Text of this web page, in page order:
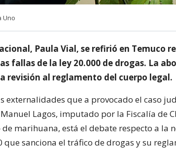
Uno
Paula Vial, se refirió en Temuco
fallas de la ley 20.000 de drogas. La
revisión al reglamento del cuerpo legal.
externalidades que a provocado el caso
Lagos, imputado por la Fiscalía de
marihuana, está el debate respecto a la
que sanciona el tráfico de drogas y su